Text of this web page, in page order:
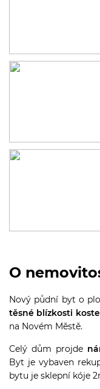
O
Nový půdní byt o
těsné blízkosti
na Novém Městě.
Celý dům projde
Byt je vybaven
bytu je sklepní kóje